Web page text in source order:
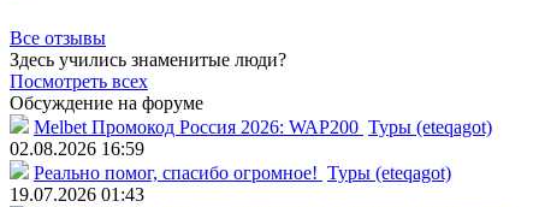
Все отзывы
Здесь учились знаменитые люди?
Посмотреть всех
Обсуждение на форуме
Melbet Промокод Россия 2026: WAP200 Туры (eteqagot)
02.08.2026 16:59
Реально помог, спасибо огромное! Туры (eteqagot)
19.07.2026 01:43